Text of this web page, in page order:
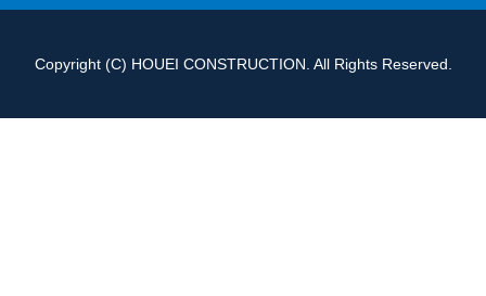
Copyright (C) HOUEI CONSTRUCTION. All Rights Reserved.